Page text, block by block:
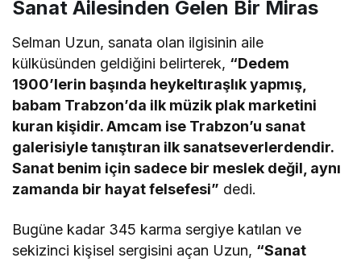
Sanat Ailesinden Gelen Bir Miras
Selman Uzun, sanata olan ilgisinin aile
külküsünden geldiğini belirterek, “Dedem
1900’lerin başında heykeltıraşlık yapmış,
babam Trabzon’da ilk müzik plak marketini
kuran kişidir. Amcam ise Trabzon’u sanat
galerisiyle tanıştıran ilk sanatseverlerdendir.
Sanat benim için sadece bir meslek değil, aynı
zamanda bir hayat felsefesi” dedi.
Bugüne kadar 345 karma sergiye katılan ve
sekizinci kişisel sergisini açan Uzun, “Sanat